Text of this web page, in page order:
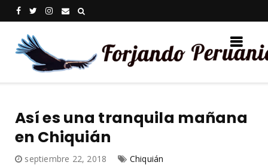
Así es una tranquila mañana
en Chiquián
septiembre 22, 2018 Chiquián